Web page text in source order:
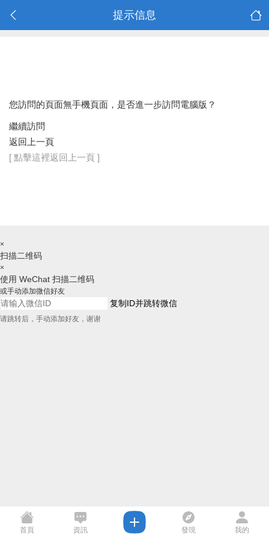
提示信息
您訪問的頁面無手機頁面，是否進一步訪問電腦版？
繼續訪問
返回上一頁
[ 點擊這裡返回上一頁 ]
×
扫描二维码
×
使用 WeChat 扫描二维码
或手动添加微信好友
复制ID并跳转微信
请跳转后，手动添加好友，谢谢
首頁 資訊 發現 我的